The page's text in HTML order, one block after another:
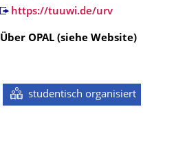
https://tuuwi.de/urv
Über OPAL (siehe Website)
studentisch organisiert